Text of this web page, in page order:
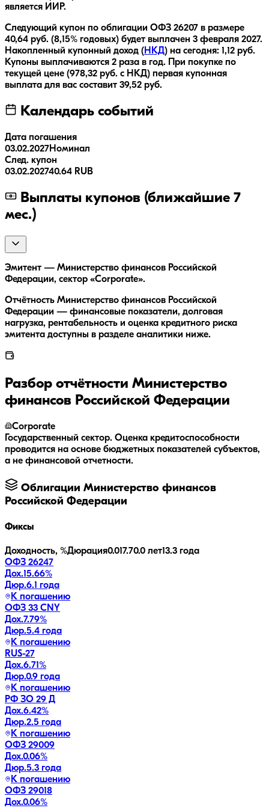
является ИИР.
Следующий купон по облигации ОФЗ 26207 в размере
40,64 руб. (8,15% годовых) будет выплачен 3 февраля 2027.
Накопленный купонный доход ( НКД) на сегодня: 1,12 руб.
Купоны выплачиваются 2 раза в год.
При покупке по
текущей цене (978,32 руб. с НКД) первая купонная
выплата для вас составит 39,52 руб.
Календарь событий
Дата погашения
03.02.2027Номинал
След. купон
03.02.202740.64 RUB
Выплаты купонов (ближайшие 7
мес.)
Эмитент — Министерство финансов Российской
Федерации, сектор «Corporate».
Отчётность Министерство финансов Российской
Федерации — финансовые показатели, долговая
нагрузка, рентабельность и оценка кредитного риска
эмитента доступны в разделе аналитики ниже.
Разбор отчётности Министерство
финансов Российской Федерации
Corporate
Государственный сектор. Оценка кредитоспособности
проводится на основе бюджетных показателей субъектов,
а не финансовой отчетности.
Облигации Министерство финансов
Российской Федерации
Фиксы
Доходность, %Дюрация0.017.70.0 лет13.3 года
ОФЗ 26247
Дох.15.66%
Дюр.6.1 года
К погашению
ОФЗ 33 CNY
Дох.7.79%
Дюр.5.4 года
К погашению
RUS-27
Дох.6.71%
Дюр.0.9 года
К погашению
РФ ЗО 29 Д
Дох.6.42%
Дюр.2.5 года
К погашению
ОФЗ 29009
Дох.0.06%
Дюр.5.3 года
К погашению
ОФЗ 29018
Дох.0.06%